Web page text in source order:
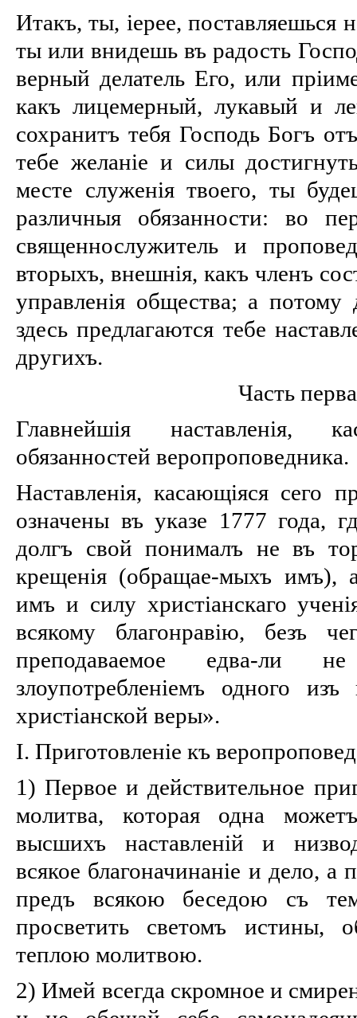
Итакъ, ты, іерее, поставляешься
ты или внидешь въ радость
верный делатель Его, или
какъ лицемерный, лукавый и
сохранитъ тебя Господь Богъ
тебе желаніе и силы
месте служенія твоего, ты
различныя обязанности: во
священнослужитель и
вторыхъ, внешнія, какъ членъ
управленія общества; а потому
здесь предлагаются тебе
другихъ.
Часть
Главнейшія наставленія,
обязанностей веропроповедника.
Наставленія, касающіяся сего
означены въ указе 1777 года,
долгъ свой понималъ не въ
крещенія (обращае-мыхъ имъ),
имъ и силу христіанскаго
всякому благонравію, безъ
преподаваемое едва-ли
злоупотребленіемъ одного
христіанской веры».
I. Приготовленіе къ
1) Первое и действительное
молитва, которая одна
высшихъ наставленій и
всякое благоначинаніе и дело, а
предъ всякою беседою съ
просветить светомъ истины,
теплою молитвою.
2) Имей всегда скромное и